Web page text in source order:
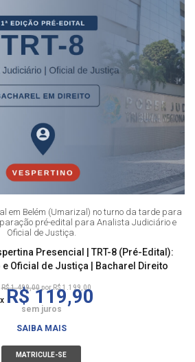
em Belém (Umarizal) no turno da tarde para
pré-edital para Analista Judiciário e
Oficial de Justiça.
Presencial | TRT-8 (Pré-Edital):
Oficial de Justiça | Bacharel Direito
R$ 1.499,00por R$ 1.199,00
R$ 119,90
sem juros
SAIBA MAIS
MATRICULE-SE